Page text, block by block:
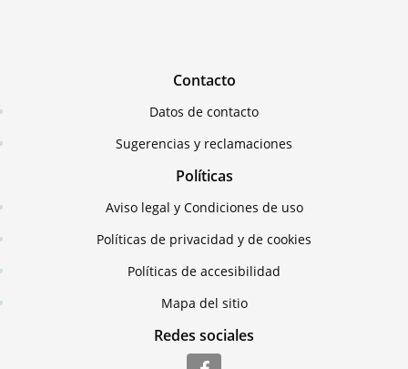
Contacto
Datos de contacto
Sugerencias y reclamaciones
Políticas
Aviso legal y Condiciones de uso
Políticas de privacidad y de cookies
Políticas de accesibilidad
Mapa del sitio
Redes sociales